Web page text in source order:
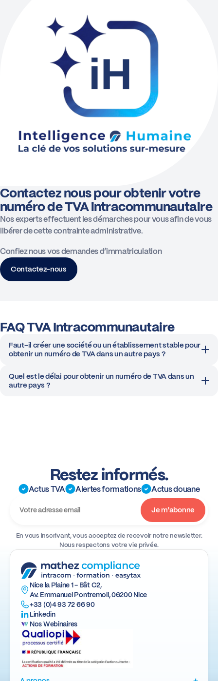
Contactez nous pour obtenir votre
numéro de TVA intracommunautaire
Nos experts effectuent les démarches pour vous afin de vous
libérer de cette contrainte administrative.
Confiez nous vos demandes d’immatriculation
Contactez-nous
FAQ TVA Intracommunautaire
Faut-il créer une société ou un établissement stable pour
obtenir un numéro de TVA dans un autre pays ?
Quel est le délai pour obtenir un numéro de TVA dans un
autre pays ?
Restez informés.
Actus TVA Alertes formations Actus douane
En vous inscrivant, vous acceptez de recevoir notre newsletter.
Nous respectons votre vie privée.
Nice la Plaine 1 - Bât C2,
Av. Emmanuel Pontremoli, 06200 Nice
+33 (0)4 93 72 66 90
Linkedin
Nos Webinaires